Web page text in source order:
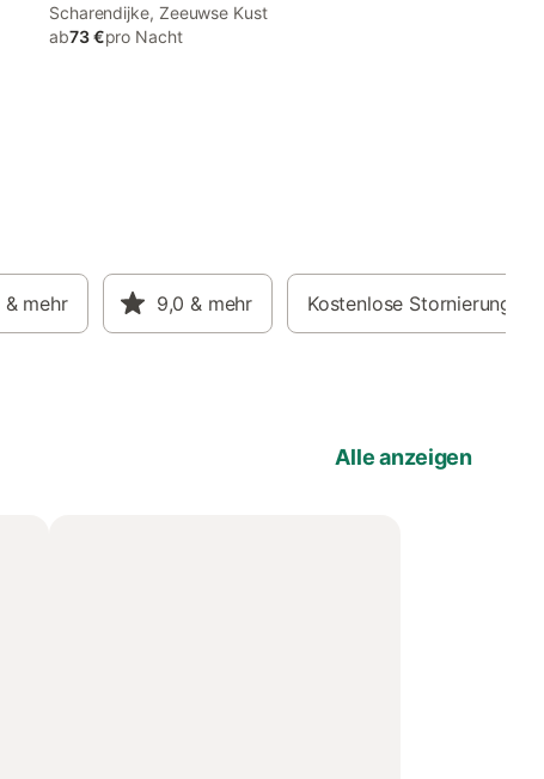
Scharendijke, Zeeuwse Kust
ab73 €pro Nacht
& mehr 9,0 & mehr Kostenlose Stornierung
Alle anzeigen